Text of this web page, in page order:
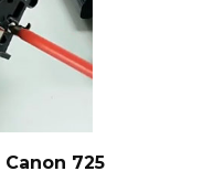
725